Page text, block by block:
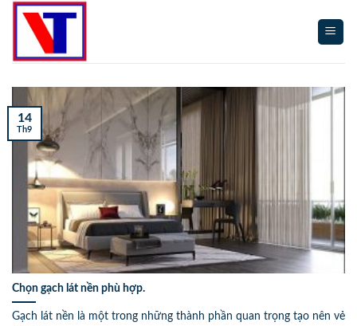
Skip
content
Chọn gạch lát nền phù hợp.
Gạch lát nền là một trong những thành phần quan trọng tạo nên vẻ
14
Th9